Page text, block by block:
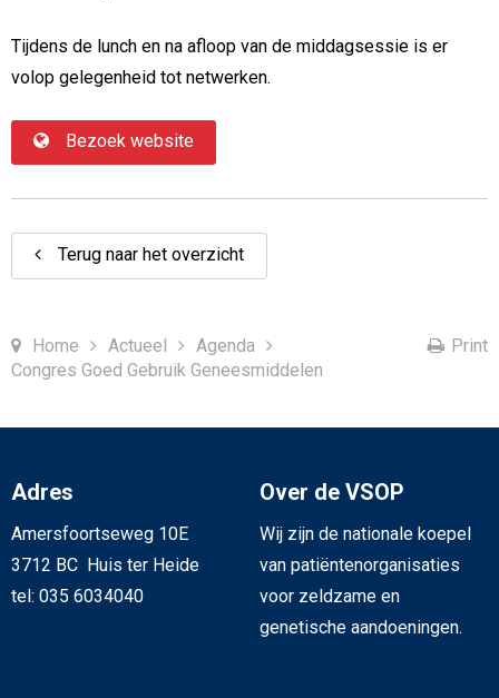
Tijdens de lunch en na afloop van de middagsessie is er
volop gelegenheid tot netwerken.
Bezoek website
Terug naar het overzicht
Home Actueel
Agenda
Congres Goed Gebruik Geneesmiddelen
Print
Adres
Amersfoortseweg 10E
3712 BC Huis ter Heide
tel: 035 6034040
Over de VSOP
Wij zijn de nationale koepel
van patiëntenorganisaties
voor zeldzame en
genetische aandoeningen.